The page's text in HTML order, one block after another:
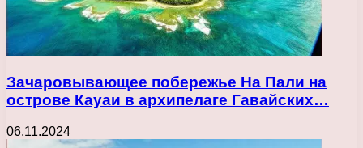
Зачаровывающее побережье На Пали на
острове Кауаи в архипелаге Гавайских…
06.11.2024